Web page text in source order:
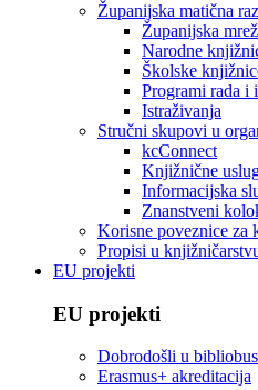
Županijska matična
Županijska
Narodne
Školske
Programi rada i
Istraživanja
Stručni skupovi u
kcConnect
Knjižnične
Informacijska
Znanstveni
Korisne poveznice za
Propisi u
EU projekti
EU projekti
Dobrodošli u
Erasmus+ akreditacija